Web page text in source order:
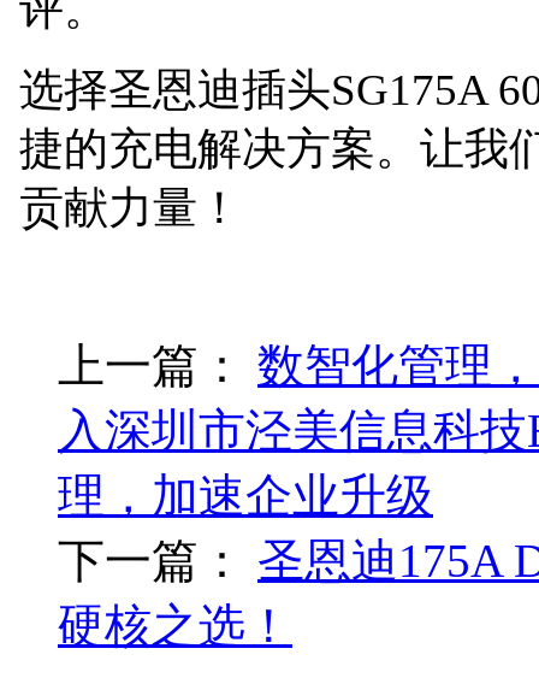
选择圣恩迪插头SG175A
捷的充电解决方案。让我
贡献力量！
上一篇： 数智化管理
入深圳市泾美信息科
理，加速企业升级‌
下一篇： 圣恩迪175A
硬核之选！